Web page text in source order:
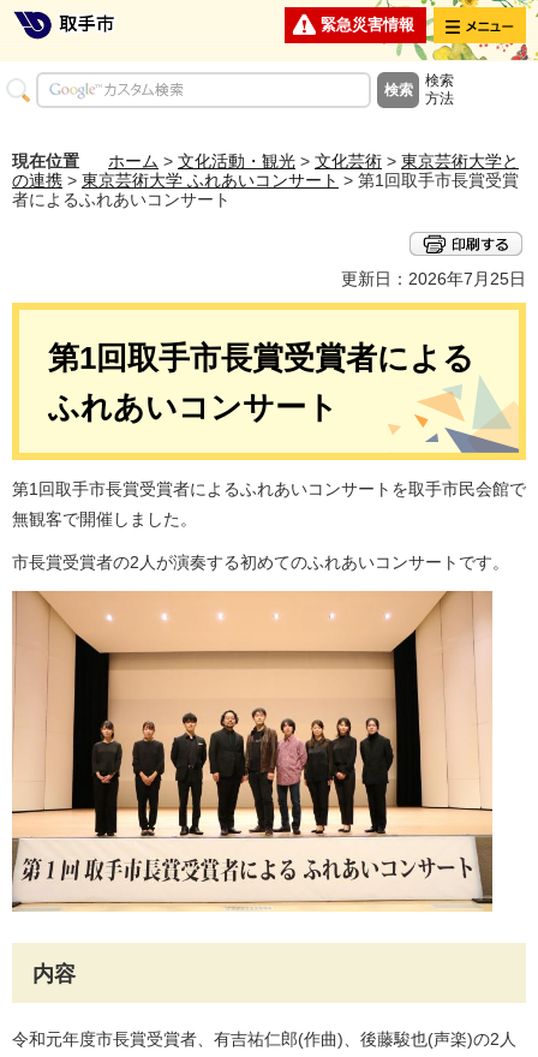
緊急災害情報 メニュー
検索
方法
現在位置 ホーム > 文化活動・観光 > 文化芸術 > 東京芸術大学と
の連携 > 東京芸術大学 ふれあいコンサート > 第1回取手市長賞受賞
者によるふれあいコンサート
更新日：2026年7月25日
第1回取手市長賞受賞者による
ふれあいコンサート
第1回取手市長賞受賞者によるふれあいコンサートを取手市民会館で
無観客で開催しました。
市長賞受賞者の2人が演奏する初めてのふれあいコンサートです。
内容
令和元年度市長賞受賞者、有吉祐仁郎(作曲)、後藤駿也(声楽)の2人